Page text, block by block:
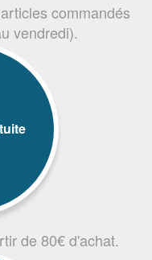
commandés
vendredi).
de 80€ d'achat.